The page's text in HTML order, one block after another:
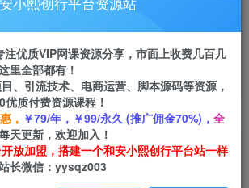
达70%
24小时自动赚钱
专属 正文
蓝海项目，一年2次爆发期，高峰
（素材+课程）
优质VIP网课资源分享，市面上收费几百几
里全部都有！
、引流技术、电商运营、脚本源码等资源，
质付费资源课程！
， ￥79/年，￥99/永久 (推广佣金70%)， 全
天更新，欢迎加入！
放加盟，搭建一个和安小熙创行平台站一样
长微信：yysqz003